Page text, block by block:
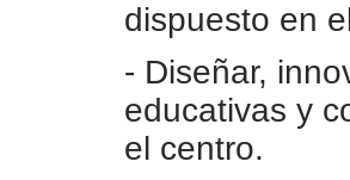
dispuesto en
- Diseñar,
educativas y
el centro.